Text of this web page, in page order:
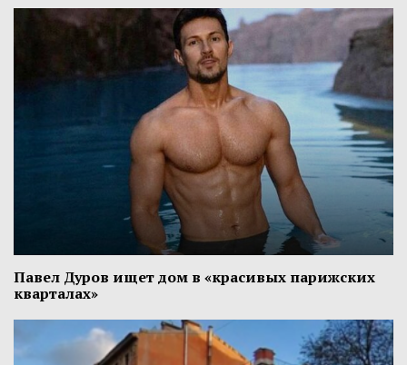
Павел Дуров ищет дом в «красивых парижских
кварталах»